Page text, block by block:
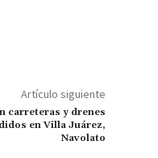
ge
r
m Li
n
k
Artículo siguiente
carreteras y drenes
en Villa Juárez,
Navolato